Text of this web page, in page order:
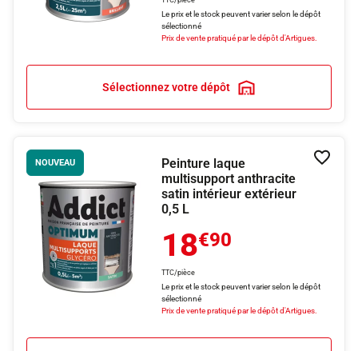
Le prix et le stock peuvent varier selon le dépôt
sélectionné
Prix de vente pratiqué par le dépôt d'Artigues.
Sélectionnez votre dépôt
NOUVEAU
Peinture laque
multisupport anthracite
satin intérieur extérieur
0,5 L
18€90
TTC/pièce
Le prix et le stock peuvent varier selon le dépôt
sélectionné
Prix de vente pratiqué par le dépôt d'Artigues.